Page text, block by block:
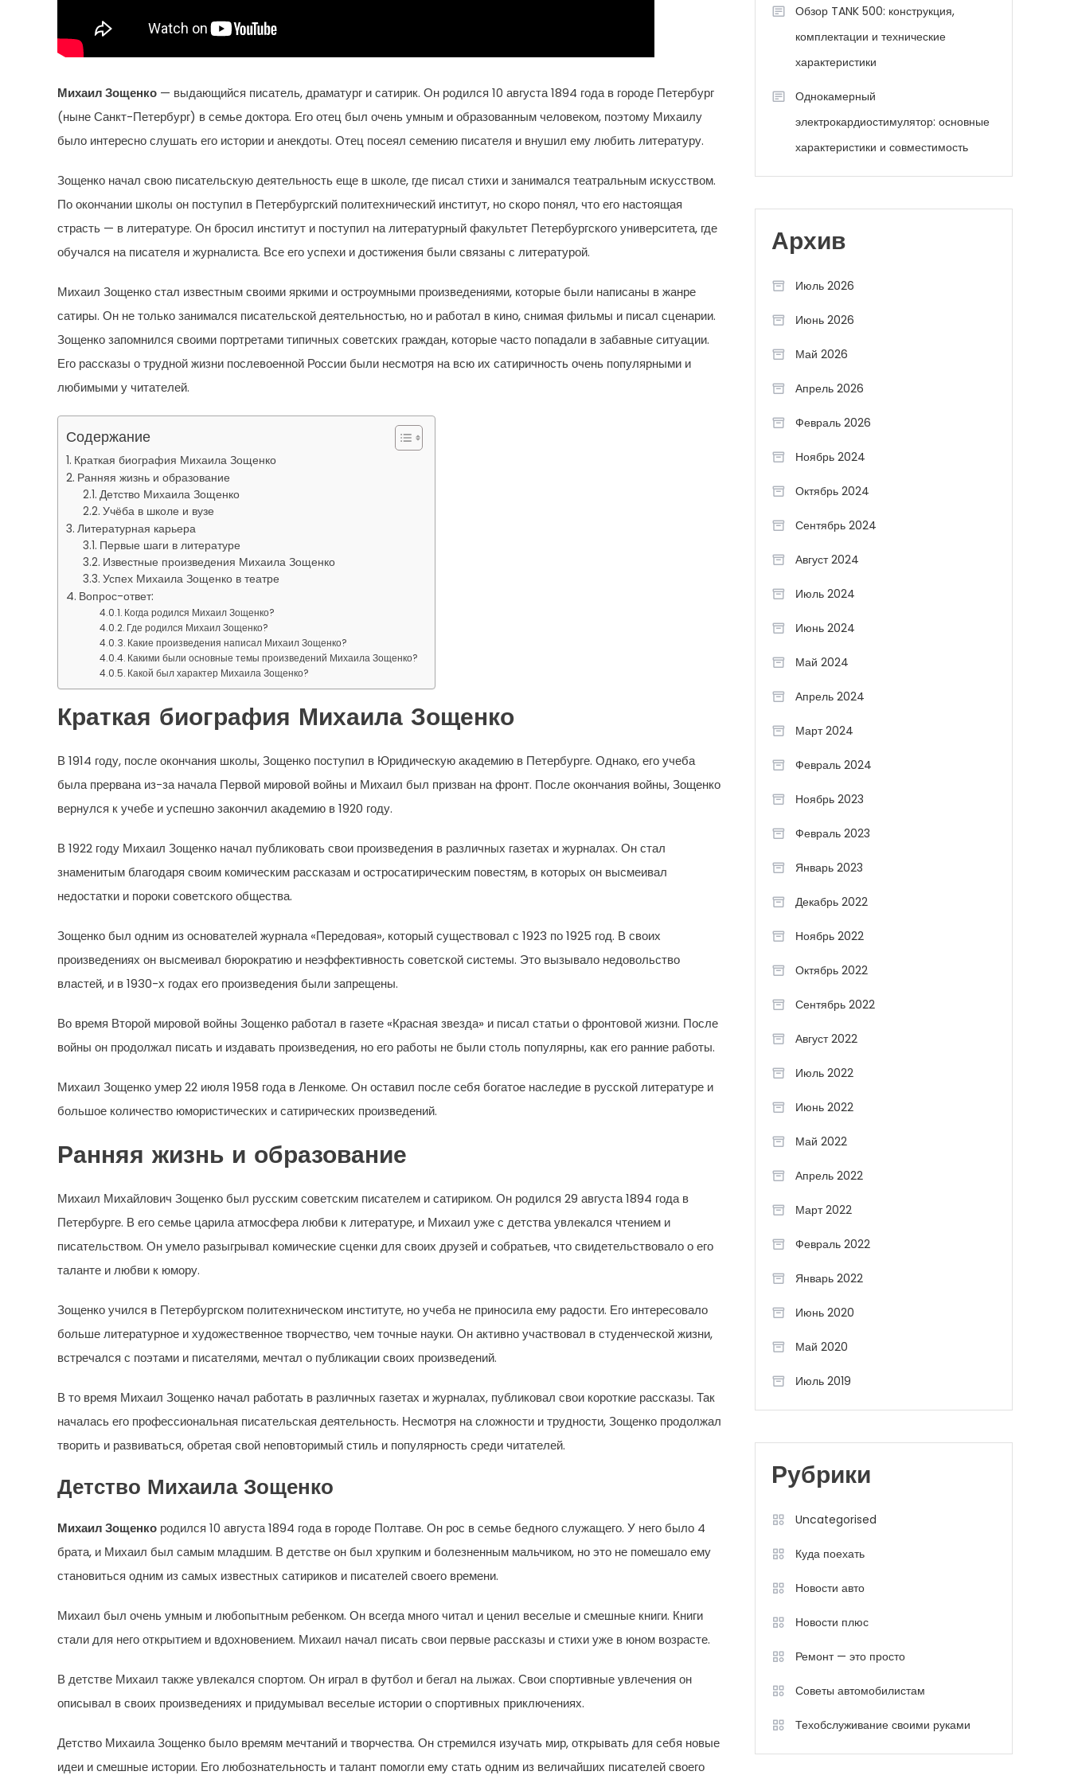
Михаил Зощенко — выдающийся писатель, драматург и сатирик. Он родился 10 августа 1894 года в городе Петербург
(ныне Санкт-Петербург) в семье доктора. Его отец был очень умным и образованным человеком, поэтому Михаилу
было интересно слушать его истории и анекдоты. Отец посеял семению писателя и внушил ему любить литературу.
Зощенко начал свою писательскую деятельность еще в школе, где писал стихи и занимался театральным искусством.
По окончании школы он поступил в Петербургский политехнический институт, но скоро понял, что его настоящая
страсть — в литературе. Он бросил институт и поступил на литературный факультет Петербургского университета, где
обучался на писателя и журналиста. Все его успехи и достижения были связаны с литературой.
Михаил Зощенко стал известным своими яркими и остроумными произведениями, которые были написаны в жанре
сатиры. Он не только занимался писательской деятельностью, но и работал в кино, снимая фильмы и писал сценарии.
Зощенко запомнился своими портретами типичных советских граждан, которые часто попадали в забавные ситуации.
Его рассказы о трудной жизни послевоенной России были несмотря на всю их сатиричность очень популярными и
любимыми у читателей.
Содержание
Краткая биография Михаила Зощенко
Ранняя жизнь и образование
Детство Михаила Зощенко
Учёба в школе и вузе
Литературная карьера
Первые шаги в литературе
Известные произведения Михаила Зощенко
Успех Михаила Зощенко в театре
Вопрос-ответ:
Когда родился Михаил Зощенко?
Где родился Михаил Зощенко?
Какие произведения написал Михаил Зощенко?
Какими были основные темы произведений Михаила Зощенко?
Какой был характер Михаила Зощенко?
Краткая биография Михаила Зощенко
В 1914 году, после окончания школы, Зощенко поступил в Юридическую академию в Петербурге. Однако, его учеба
была прервана из-за начала Первой мировой войны и Михаил был призван на фронт. После окончания войны, Зощенко
вернулся к учебе и успешно закончил академию в 1920 году.
В 1922 году Михаил Зощенко начал публиковать свои произведения в различных газетах и журналах. Он стал
знаменитым благодаря своим комическим рассказам и остросатирическим повестям, в которых он высмеивал
недостатки и пороки советского общества.
Зощенко был одним из основателей журнала «Передовая», который существовал с 1923 по 1925 год. В своих
произведениях он высмеивал бюрократию и неэффективность советской системы. Это вызывало недовольство
властей, и в 1930-х годах его произведения были запрещены.
Во время Второй мировой войны Зощенко работал в газете «Красная звезда» и писал статьи о фронтовой жизни. После
войны он продолжал писать и издавать произведения, но его работы не были столь популярны, как его ранние работы.
Михаил Зощенко умер 22 июля 1958 года в Ленкоме. Он оставил после себя богатое наследие в русской литературе и
большое количество юмористических и сатирических произведений.
Ранняя жизнь и образование
Михаил Михайлович Зощенко был русским советским писателем и сатириком. Он родился 29 августа 1894 года в
Петербурге. В его семье царила атмосфера любви к литературе, и Михаил уже с детства увлекался чтением и
писательством. Он умело разыгрывал комические сценки для своих друзей и собратьев, что свидетельствовало о его
таланте и любви к юмору.
Зощенко учился в Петербургском политехническом институте, но учеба не приносила ему радости. Его интересовало
больше литературное и художественное творчество, чем точные науки. Он активно участвовал в студенческой жизни,
встречался с поэтами и писателями, мечтал о публикации своих произведений.
В то время Михаил Зощенко начал работать в различных газетах и журналах, публиковал свои короткие рассказы. Так
началась его профессиональная писательская деятельность. Несмотря на сложности и трудности, Зощенко продолжал
творить и развиваться, обретая свой неповторимый стиль и популярность среди читателей.
Детство Михаила Зощенко
Михаил Зощенко родился 10 августа 1894 года в городе Полтаве. Он рос в семье бедного служащего. У него было 4
брата, и Михаил был самым младшим. В детстве он был хрупким и болезненным мальчиком, но это не помешало ему
становиться одним из самых известных сатириков и писателей своего времени.
Михаил был очень умным и любопытным ребенком. Он всегда много читал и ценил веселые и смешные книги. Книги
стали для него открытием и вдохновением. Михаил начал писать свои первые рассказы и стихи уже в юном возрасте.
В детстве Михаил также увлекался спортом. Он играл в футбол и бегал на лыжах. Свои спортивные увлечения он
описывал в своих произведениях и придумывал веселые истории о спортивных приключениях.
Детство Михаила Зощенко было времям мечтаний и творчества. Он стремился изучать мир, открывать для себя новые
идеи и смешные истории. Его любознательность и талант помогли ему стать одним из величайших писателей своего
Обзор TANK 500: конструкция,
комплектации и технические
характеристики
Однокамерный
электрокардиостимулятор: основные
характеристики и совместимость
Архив
Июль 2026
Июнь 2026
Май 2026
Апрель 2026
Февраль 2026
Ноябрь 2024
Октябрь 2024
Сентябрь 2024
Август 2024
Июль 2024
Июнь 2024
Май 2024
Апрель 2024
Март 2024
Февраль 2024
Ноябрь 2023
Февраль 2023
Январь 2023
Декабрь 2022
Ноябрь 2022
Октябрь 2022
Сентябрь 2022
Август 2022
Июль 2022
Июнь 2022
Май 2022
Апрель 2022
Март 2022
Февраль 2022
Январь 2022
Июнь 2020
Май 2020
Июль 2019
Рубрики
Uncategorised
Куда поехать
Новости авто
Новости плюс
Ремонт — это просто
Советы автомобилистам
Техобслуживание своими руками